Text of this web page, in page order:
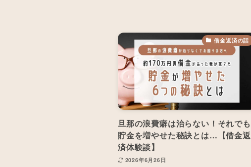
借金返済の話
旦那の浪費癖は治らない！それでも
貯金を増やせた秘訣とは…【借金返
済体験談】
2026年6月26日